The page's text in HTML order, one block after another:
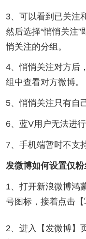
3、可以看到已关注
然后选择“悄悄关注
悄关注的分组。
4、悄悄关注对方后
组中查看对方微博。
5、悄悄关注只有自
6、蓝V用户无法进行
7、手机端暂时不支
发微博如何设置仅
1、打开新浪微博鸿
号图标，接着点击【
2、进入【发微博】